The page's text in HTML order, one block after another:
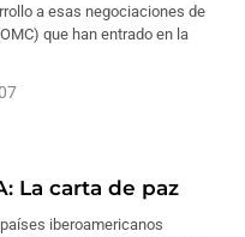
a esas negociaciones de
que han entrado en la
La carta de paz
iberoamericanos